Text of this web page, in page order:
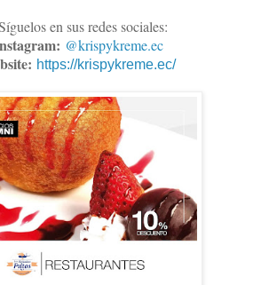
en sus redes sociales:
@krispykreme.ec
https://krispykreme.ec/